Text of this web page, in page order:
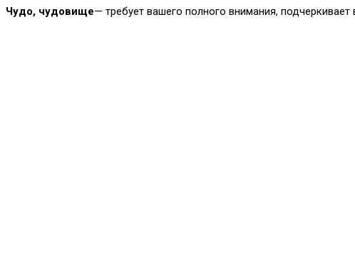
Чудо, чудовище— требует вашего полного внимания,